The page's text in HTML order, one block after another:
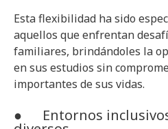
Esta flexibilidad ha sido
aquellos que enfrentan
familiares, brindándoles la
en sus estudios sin
importantes de sus vidas.
● Entornos